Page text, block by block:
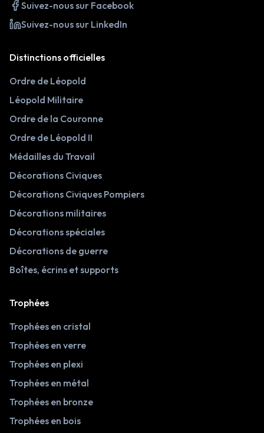
Suivez-nous sur Facebook
Suivez-nous sur LinkedIn
Distinctions officielles
Ordre de Léopold
Léopold Militaire
Ordre de la Couronne
Ordre de Léopold II
Médailles du Travail
Décorations Civiques
Décorations Civiques Pompiers
Décorations militaires
Décorations spéciales
Décorations de guerre
Boîtes, écrins et supports
Trophées
Trophées en cristal
Trophées en verre
Trophées en plexi
Trophées en métal
Trophées en bronze
Trophées en bois